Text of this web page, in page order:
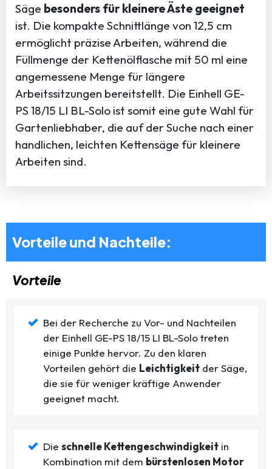
Säge besonders für kleinere Äste geeignet
ist. Die kompakte Schnittlänge von 12,5 cm
ermöglicht präzise Arbeiten, während die
Füllmenge der Kettenölflasche mit 50 ml eine
angemessene Menge für längere
Arbeitssitzungen bereitstellt. Die Einhell GE-
PS 18/15 LI BL-Solo ist somit eine gute Wahl für
Gartenliebhaber, die auf der Suche nach einer
handlichen, leichten Kettensäge für kleinere
Arbeiten sind.
Vorteile und Nachteile:
Vorteile
Bei der Recherche zu Vor- und Nachteilen
der Einhell GE-PS 18/15 LI BL-Solo treten
einige Punkte hervor. Zu den klaren
Vorteilen gehört die Leichtigkeit der Säge,
die sie für weniger kräftige Anwender
geeignet macht.
Die schnelle Kettengeschwindigkeit in
Kombination mit dem bürstenlosen Motor